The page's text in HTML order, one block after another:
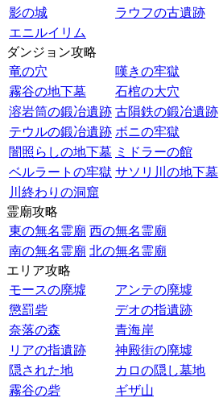
影の城
ラウフの古遺跡
エニルイリム
ダンジョン攻略
竜の穴
嘆きの牢獄
霧谷の地下墓
石棺の大穴
溶岩筒の鍛冶遺跡 古隕鉄の鍛冶遺跡
テウルの鍛冶遺跡 ボニの牢獄
闇照らしの地下墓 ミドラーの館
ベルラートの牢獄 サソリ川の地下墓
川終わりの洞窟
霊廟攻略
東の無名霊廟 西の無名霊廟
南の無名霊廟 北の無名霊廟
エリア攻略
モースの廃墟
アンテの廃墟
懲罰砦
デオの指遺跡
奈落の森
青海岸
リアの指遺跡
神殿街の廃墟
隠された地
カロの隠し墓地
霧谷の砦
ギザ山